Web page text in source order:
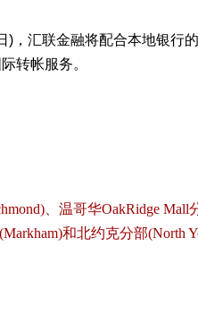
)， 汇联金融将配合本地银行
转帐服务。
、温哥华OakRidge Mall
和北约克分部(North